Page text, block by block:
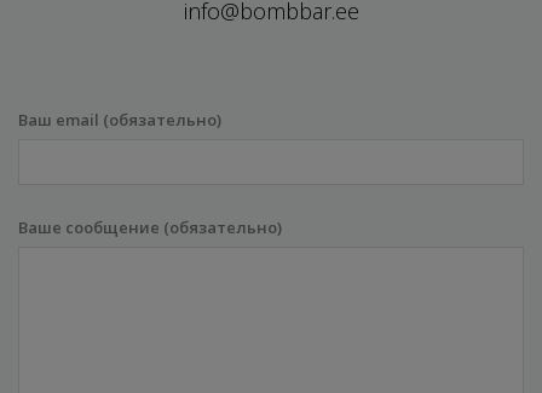
info@bombbar.ee
Ваш email (обязательно)
Ваше сообщение (обязательно)